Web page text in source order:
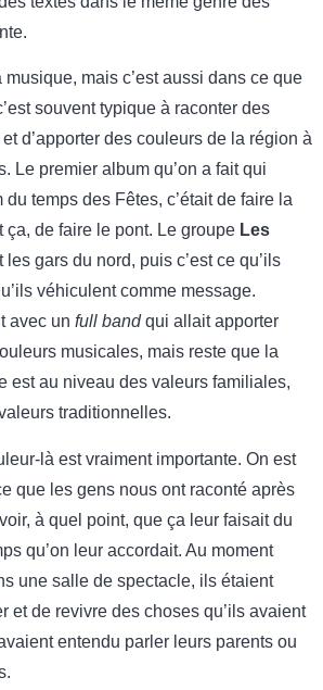
musique, mais c’est aussi dans ce que
souvent typique à raconter des
d’apporter des couleurs de la région à
Le premier album qu’on a fait qui
du temps des Fêtes, c’était de faire la
ça, de faire le pont. Le groupe Les
les gars du nord, puis c’est ce qu’ils
véhiculent comme message.
avec un full bandqui allait apporter
musicales, mais reste que la
est au niveau des valeurs familiales,
traditionnelles.
là est vraiment importante. On est
que les gens nous ont raconté après
à quel point, que ça leur faisait du
qu’on leur accordait. Au moment
une salle de spectacle, ils étaient
et de revivre des choses qu’ils avaient
entendu parler leurs parents ou